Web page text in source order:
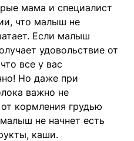
мама и специалист
что малыш не
Если малыш
удовольствие от
все у вас
Но даже при
важно не
кормления грудью
не начнет есть
каши.